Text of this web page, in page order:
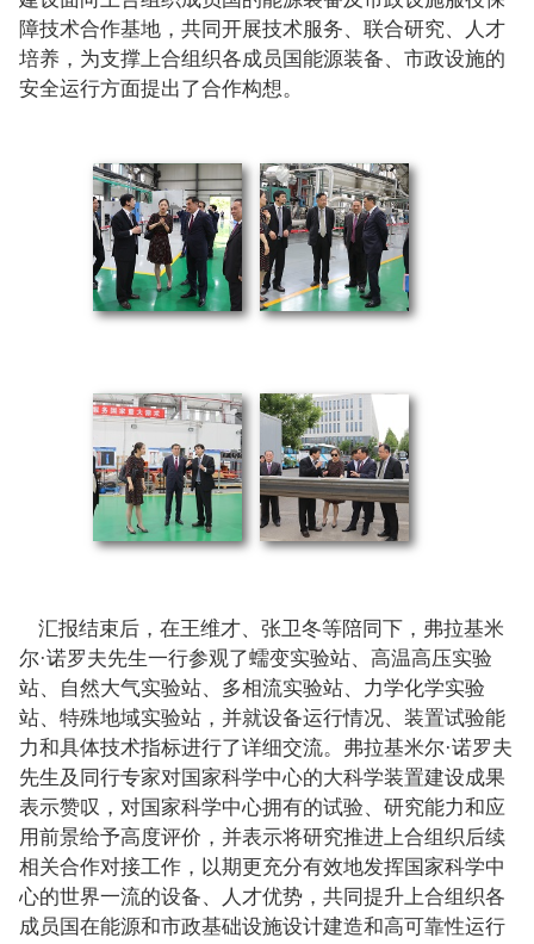
障技术合作基地，共同开展技术服务、联合研究、人才
培养，为支撑上合组织各成员国能源装备、市政设施的
安全运行方面提出了合作构想。
汇报结束后，在王维才、张卫冬等陪同下，弗拉基米
尔·诺罗夫先生一行参观了蠕变实验站、高温高压实验
站、自然大气实验站、多相流实验站、力学化学实验
站、特殊地域实验站，并就设备运行情况、装置试验能
力和具体技术指标进行了详细交流。弗拉基米尔·诺罗夫
先生及同行专家对国家科学中心的大科学装置建设成果
表示赞叹，对国家科学中心拥有的试验、研究能力和应
用前景给予高度评价，并表示将研究推进上合组织后续
相关合作对接工作，以期更充分有效地发挥国家科学中
心的世界一流的设备、人才优势，共同提升上合组织各
成员国在能源和市政基础设施设计建造和高可靠性运行